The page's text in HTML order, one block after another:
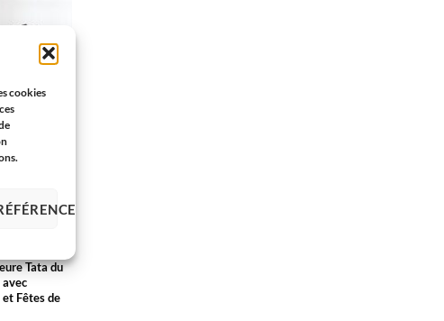
cookies
D’ENVIES
Tata du
Fêtes de